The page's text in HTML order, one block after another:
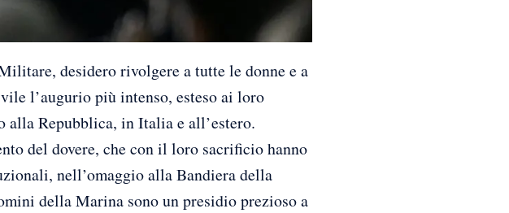
desidero rivolgere a tutte le donne e a
l’augurio più intenso, esteso ai loro
Repubblica, in Italia e all’estero.
del dovere, che con il loro sacrificio hanno
nell’omaggio alla Bandiera della
della Marina sono un presidio prezioso a